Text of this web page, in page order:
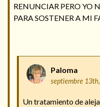
RENUNCIAR PERO YO
PARA SOSTENER A MI
Paloma
septiembre
Un tratamiento de